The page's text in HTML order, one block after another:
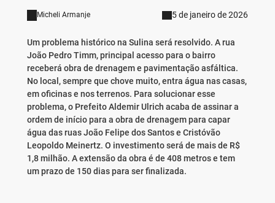
Micheli Armanje 5 de janeiro de 2026
Um problema histórico na Sulina será resolvido. A rua
João Pedro Timm, principal acesso para o bairro
receberá obra de drenagem e pavimentação asfáltica.
No local, sempre que chove muito, entra água nas casas,
em oficinas e nos terrenos. Para solucionar esse
problema, o Prefeito Aldemir Ulrich acaba de assinar a
ordem de início para a obra de drenagem para capar
água das ruas João Felipe dos Santos e Cristóvão
Leopoldo Meinertz. O investimento será de mais de R$
1,8 milhão. A extensão da obra é de 408 metros e tem
um prazo de 150 dias para ser finalizada.